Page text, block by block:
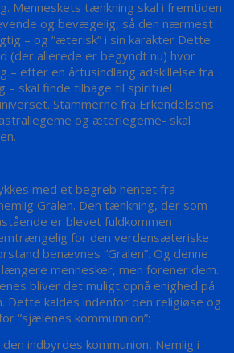
Menneskets tænkning skal i fremtiden
og bevægelig, så den nærmest
– og ”æterisk” i sin karakter Dette
(der allerede er begyndt nu) hvor
– efter en årtusindlang adskillelse fra
– skal finde tilbage til spirituel
Stammerne fra Erkendelsens
og æterlegeme- skal
med et begreb hentet fra
Gralen. Den tænkning, der som
er blevet fuldkommen
for den verdensæteriske
benævnes “Gralen”. Og denne
mennesker, men forener dem.
bliver det muligt opnå enighed på
Dette kaldes indenfor den religiøse og
“sjælenes kommunnion”:
indbyrdes kommunion, Nemlig i